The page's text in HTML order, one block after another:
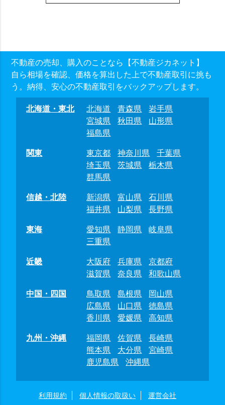
不動産の売却、購入のことなら【不動産ジカネット】
自ら相場を確認、価格を算出した上で不動産取引に挑も
う。納得、安心の不動産取引をバックアップします。
北海道・東北 北海道 青森県
岩手県
宮城県
秋田県
山形県
福島県
関東
東京都 神奈川県
千葉県
埼玉県
茨城県
栃木県
群馬県
信越・北陸
新潟県 富山県
石川県
福井県
山梨県
長野県
東海
愛知県 静岡県
岐阜県
三重県
近畿
大阪府 兵庫県
京都府
滋賀県
奈良県
和歌山県
中国・四国
鳥取県 島根県
岡山県
広島県
山口県
徳島県
香川県
愛媛県
高知県
九州・沖縄
福岡県 佐賀県
長崎県
熊本県
大分県
宮崎県
鹿児島県
沖縄県
利用規約 個人情報の取扱い 運営会社